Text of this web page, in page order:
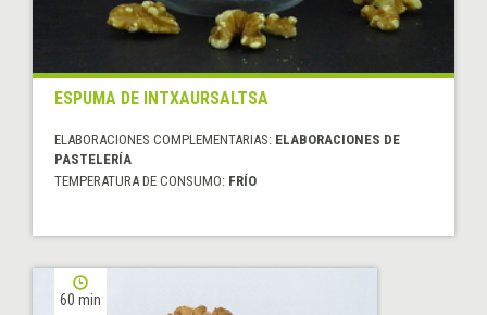
ESPUMA DE INTXAURSALTSA
ELABORACIONES COMPLEMENTARIAS: ELABORACIONES DE
PASTELERÍA
TEMPERATURA DE CONSUMO: FRÍO
60 min